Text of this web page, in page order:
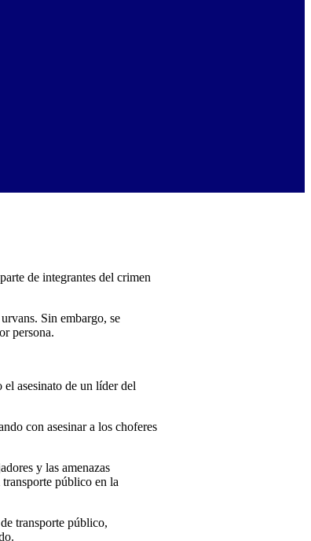
de integrantes del crimen
Sin embargo, se
persona.
asesinato de un líder del
con asesinar a los choferes
y las amenazas
público en la
transporte público,